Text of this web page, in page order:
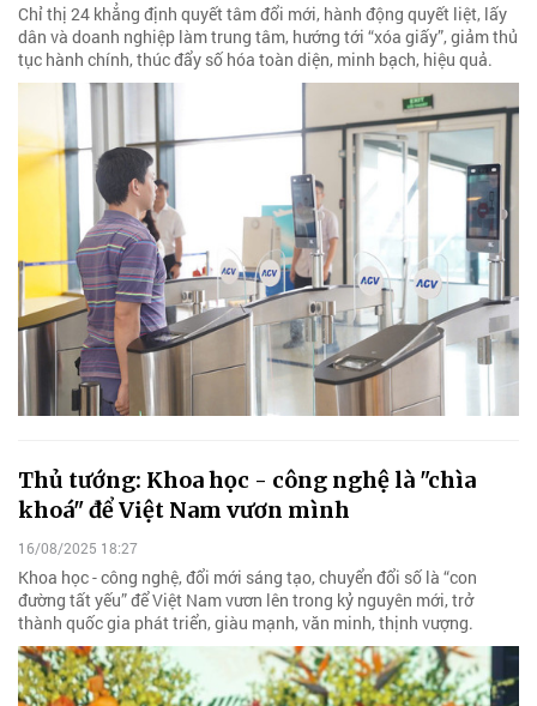
Chỉ thị 24 khẳng định quyết tâm đổi mới, hành động quyết liệt, lấy
dân và doanh nghiệp làm trung tâm, hướng tới “xóa giấy”, giảm thủ
tục hành chính, thúc đẩy số hóa toàn diện, minh bạch, hiệu quả.
Thủ tướng: Khoa học - công nghệ là "chìa
khoá" để Việt Nam vươn mình
16/08/2025 18:27
Khoa học - công nghệ, đổi mới sáng tạo, chuyển đổi số là “con
đường tất yếu” để Việt Nam vươn lên trong kỷ nguyên mới, trở
thành quốc gia phát triển, giàu mạnh, văn minh, thịnh vượng.